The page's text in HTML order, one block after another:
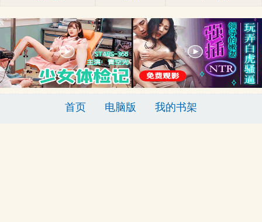
x
首页 电脑版 我的书架